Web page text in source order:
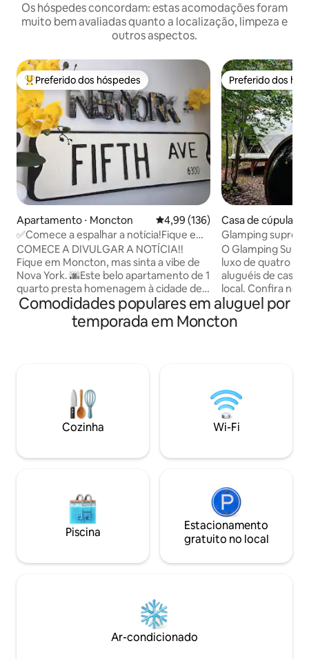
Os hóspedes concordam: estas acomodações foram
muito bem avaliadas quanto a localização, limpeza e
outros aspectos.
Entre os melhores preferidos dos hóspedes
Preferido dos hóspedes
Apartamento ⋅ Moncton 4,99 de uma avaliação média de
4,99 (136)
✅Comece a espalhar a notícia!Fique em
Moncton e sinta Nova York
COMECE A DIVULGAR A NOTÍCIA!!
Fique em Moncton, mas sinta a vibe de
Nova York. 🌆Este belo apartamento de 1
quarto presta homenagem à cidade de
Nova York. Este apto. privado é um dos
dois que está localizado no 2º andar em
uma casa tranquila. Idealmente situado
fumantes vem com tudo o que você
precisa, desde produtos de higiene
pessoal, toalhas, roupas de cama,
utensílios de cozinha, pratos, cafeteira
próprio pequeno deck.
Preferido dos
Preferido dos
Casa de cúpula ⋅
Glamping
O Glamping
luxo de quatro
aluguéis de casas
local. Confira
Os hóspedes
SAUNA
PRIVADO, mesa
grandes com
criam uma
natureza. Estas
domos são uma
romântica. Nós
Comodidades populares em aluguel por
temporada em Moncton
Cozinha Wi-Fi
Piscina
Estacionamento
gratuito no local
Ar-condicionado